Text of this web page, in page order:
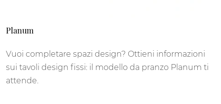
Planum
Vuoi completare spazi design? Ottieni informazioni
sui tavoli design fissi: il modello da pranzo Planum ti
attende.